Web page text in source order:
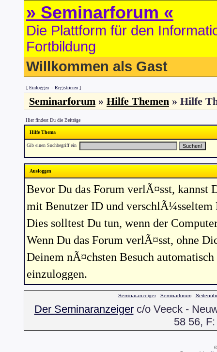
» Seminarforum «
Die Plattform für den
Fortbildung
Willkommen als Gast
[ Einloggen :: Registrieren ]
Seminarforum » Hilfe Themen » Hilfe
Hier findest Du die Beiträge
Hilfe Thema
Gib einen Suchbegriff ein
Ausloggen
Bevor Du das Forum verlÃ¤sst, kannst
mit Benutzer ID und verschlÃ¼sseltem
Dies solltest Du tun, wenn der
Wenn Du das Forum verlÃ¤sst, ohne
Deinem nÃ¤chsten Besuch
einzuloggen.
Seminaranzeiger- Seminarforum-
Der Seminaranzeigerc/o Veeck -
58 56,